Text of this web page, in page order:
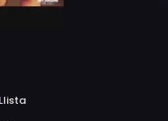
Llista